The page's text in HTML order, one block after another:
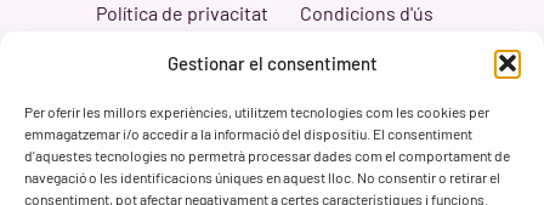
Gestionar el consentiment
Per oferir les millors experiències, utilitzem tecnologies com les cookies per
emmagatzemar i/o accedir a la informació del dispositiu. El consentiment
d'aquestes tecnologies no permetrà processar dades com el comportament de
navegació o les identificacions úniques en aquest lloc. No consentir o retirar el
consentiment, pot afectar negativament a certes característiques i funcions.
Política de privacitat
Condicions d'ús
Branding i Web ASH Proyectos Creativos